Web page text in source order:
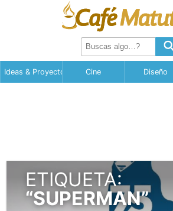
Ideas & Proyectos Cine Diseño
ETIQUETA:
“SUPERMAN”